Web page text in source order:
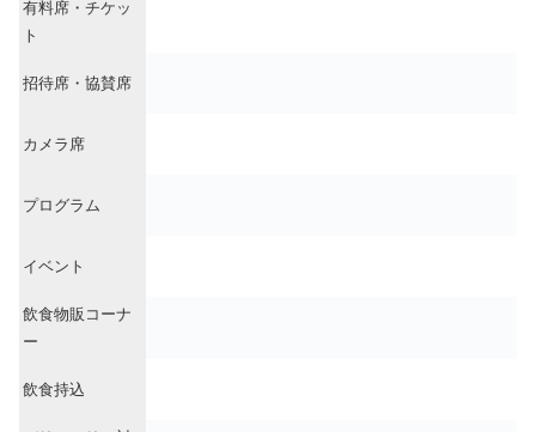
有料席・チケッ
ト
招待席・協賛席
カメラ席
プログラム
イベント
飲食物販コーナ
ー
飲食持込